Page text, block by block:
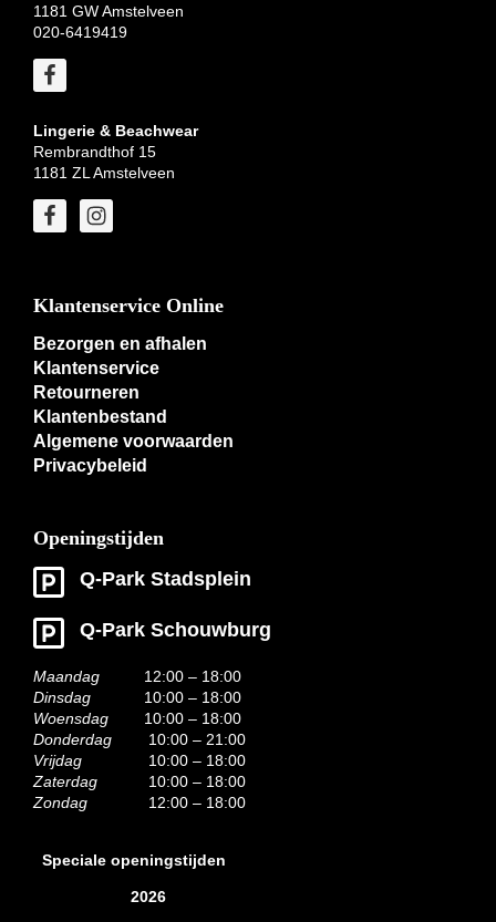
1181 GW Amstelveen
020-6419419
Lingerie & Beachwear
Rembrandthof 15
1181 ZL Amstelveen
Klantenservice Online
Bezorgen en afhalen
Klantenservice
Retourneren
Klantenbestand
Algemene voorwaarden
Privacybeleid
Openingstijden
Q-Park Stadsplein
Q-Park Schouwburg
Maandag
12:00 – 18:00
Dinsdag
10:00 – 18:00
Woensdag
10:00 – 18:00
Donderdag
10:00 – 21:00
Vrijdag
10:00 – 18:00
Zaterdag
10:00 – 18:00
Zondag
12:00 – 18:00
Speciale openingstijden
2026